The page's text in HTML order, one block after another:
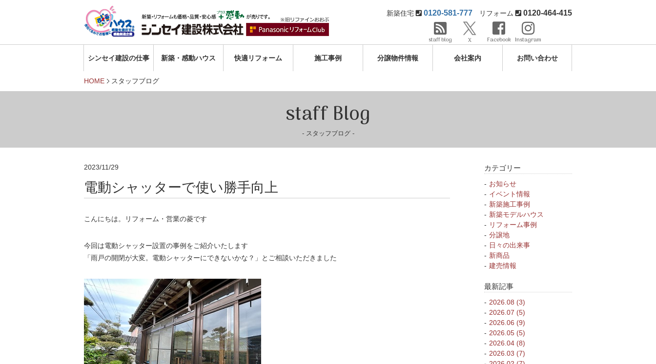
新築住宅 0120-581-777 リフォーム 0120-464-415
staff blog X Facebook Instagram
シンセイ建設の仕事 新築・感動ハウス 快適リフォーム 施工事例 分譲物件情報 会社案内 お問い合わせ
HOME スタッフブログ
staff Blog
スタッフブログ
2023/11/29
電動シャッターで使い勝手向上
こんにちは。リフォーム・営業の菱です
今回は電動シャッター設置の事例をご紹介いたします
「雨戸の開閉が大変。電動シャッターにできないかな？」とご相談いただきました
カテゴリー
お知らせ
イベント情報
新築施工事例
新築モデルハウス
リフォーム事例
分譲地
日々の出来事
新商品
建売情報
最新記事
2026.08 (3)
2026.07 (5)
2026.06 (9)
2026.05 (5)
2026.04 (8)
2026.03 (7)